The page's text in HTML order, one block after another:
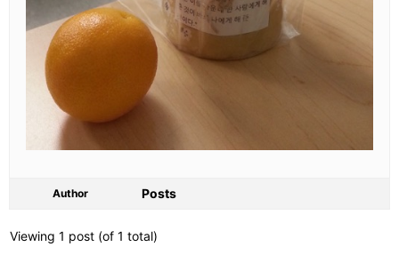
Author Posts
Viewing 1 post (of 1 total)